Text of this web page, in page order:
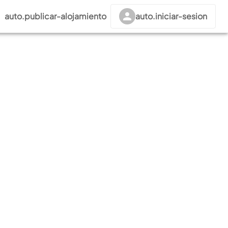
auto.publicar-alojamiento auto.iniciar-sesion